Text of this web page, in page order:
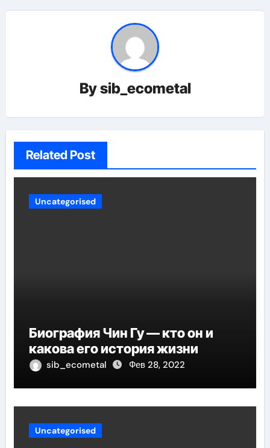
Bysib_ecometal
Related Post
Uncategorised
Биография Чин Гу — кто он и
какова его история жизни
sib_ecometal Фев 28, 2022
Uncategorised